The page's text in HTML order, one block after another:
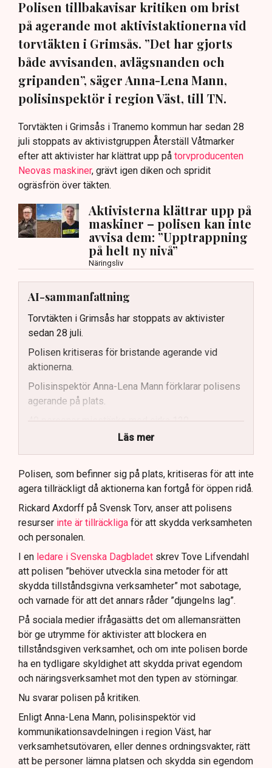
Polisen tillbakavisar kritiken om brist
på agerande mot aktivistaktionerna vid
torvtäkten i Grimsås. ”Det har gjorts
både avvisanden, avlägsnanden och
gripanden”, säger Anna-Lena Mann,
polisinspektör i region Väst, till TN.
Torvtäkten i Grimsås i Tranemo kommun har sedan 28
juli stoppats av aktivistgruppen Återställ Våtmarker
efter att aktivister har klättrat upp på torvproducenten
Neovas maskiner, grävt igen diken och spridit
ogräsfrön över täkten.
Aktivisterna klättrar upp på
maskiner – polisen kan inte
avvisa dem: ”Upptrappning
på helt ny nivå”
Näringsliv
AI-sammanfattning
Torvtäkten i Grimsås har stoppats av aktivister
sedan 28 juli.
Polisen kritiseras för bristande agerande vid
aktionerna.
Polisinspektör Anna-Lena Mann förklarar polisens
agerande på plats.
40 personer misstänks med cirka 120
brottsmisstankar kopplade.
Polisen använder drönare och uniformerad polis
för att dokumentera bevis.
Samtidigt är polisarbetet komplext när det gäller
att navigera juridiska rättigheter och gränser.
Läs mer
Polisen, som befinner sig på plats, kritiseras för att inte
agera tillräckligt då aktionerna kan fortgå för öppen ridå.
Rickard Axdorff på Svensk Torv, anser att polisens
resurser inte är tillräckliga för att skydda verksamheten
och personalen.
I en ledare i Svenska Dagbladet skrev Tove Lifvendahl
att polisen ”behöver utveckla sina metoder för att
skydda tillståndsgivna verksamheter” mot sabotage,
och varnade för att det annars råder ”djungelns lag”.
På sociala medier ifrågasätts det om allemansrätten
bör ge utrymme för aktivister att blockera en
tillståndsgiven verksamhet, och om inte polisen borde
ha en tydligare skyldighet att skydda privat egendom
och näringsverksamhet mot den typen av störningar.
Nu svarar polisen på kritiken.
Enligt Anna-Lena Mann, polisinspektör vid
kommunikationsavdelningen i region Väst, har
verksamhetsutövaren, eller dennes ordningsvakter, rätt
att be personer lämna platsen och skydda sin egendom